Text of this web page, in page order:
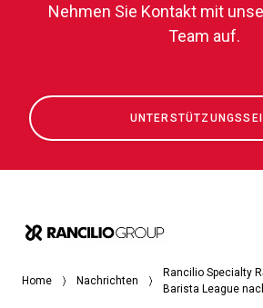
Nehmen Sie Kontakt mit
Team auf.
Home Nachrichten
Rancilio Specialty
Barista League